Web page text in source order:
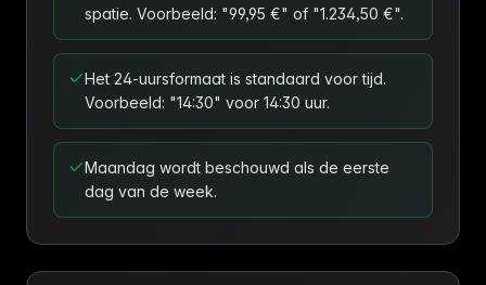
spatie. Voorbeeld: "99,95 €" of "1.234,50 €".
Het 24-uursformaat is standaard voor tijd.
Voorbeeld: "14:30" voor 14:30 uur.
Maandag wordt beschouwd als de eerste
dag van de week.